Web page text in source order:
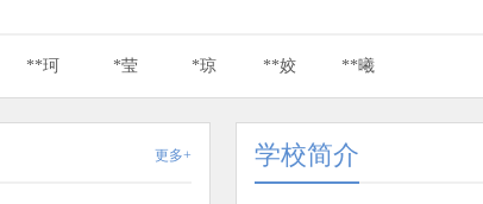
**珂 *莹 *琼 **姣 **曦
更多+ 学校简介